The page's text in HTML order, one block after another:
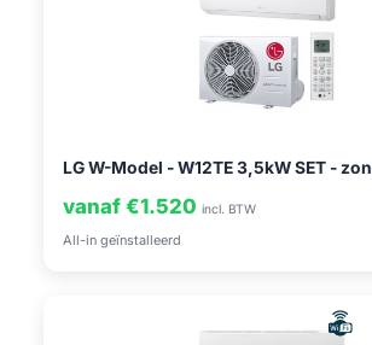
LG W-Model - W12TE 3,5kW SET -
vanaf €1.520 incl. BTW
All-in geïnstalleerd